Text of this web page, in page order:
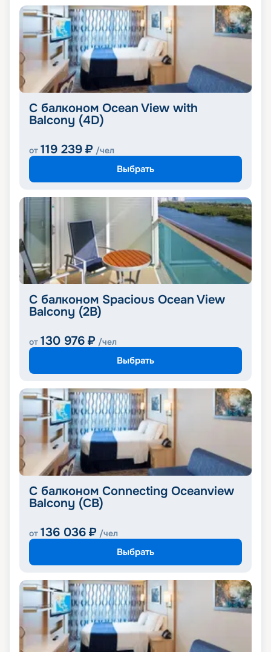
С балконом Ocean View with
Balcony (4D)
от 119 239 ₽ /чел
Выбрать
С балконом Spacious Ocean View
Balcony (2B)
от 130 976 ₽ /чел
Выбрать
С балконом Connecting Oceanview
Balcony (CB)
от 136 036 ₽ /чел
Выбрать